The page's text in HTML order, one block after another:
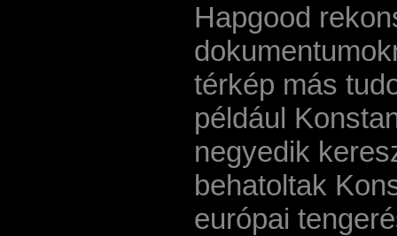
Hapgood
térkép más
például
negyedik
behatoltak
európai